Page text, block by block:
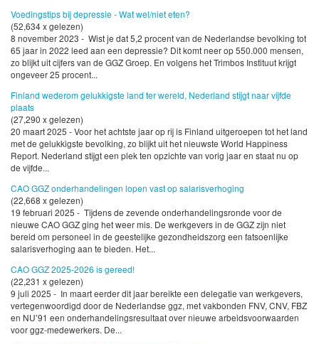
Voedingstips bij depressie - Wat wel/niet eten?
(52,634 x gelezen)
8 november 2023 - Wist je dat 5,2 procent van de Nederlandse bevolking tot
65 jaar in 2022 leed aan een depressie? Dit komt neer op 550.000 mensen,
zo blijkt uit cijfers van de GGZ Groep. En volgens het Trimbos Instituut krijgt
ongeveer 25 procent...
Finland wederom gelukkigste land ter wereld, Nederland stijgt naar vijfde
plaats
(27,290 x gelezen)
20 maart 2025 - Voor het achtste jaar op rij is Finland uitgeroepen tot het land
met de gelukkigste bevolking, zo blijkt uit het nieuwste World Happiness
Report. Nederland stijgt een plek ten opzichte van vorig jaar en staat nu op
de vijfde...
CAO GGZ onderhandelingen lopen vast op salarisverhoging
(22,668 x gelezen)
19 februari 2025 - Tijdens de zevende onderhandelingsronde voor de
nieuwe CAO GGZ ging het weer mis. De werkgevers in de GGZ zijn niet
bereid om personeel in de geestelijke gezondheidszorg een fatsoenlijke
salarisverhoging aan te bieden. Het...
CAO GGZ 2025-2026 is gereed!
(22,231 x gelezen)
9 juli 2025 - In maart eerder dit jaar bereikte een delegatie van werkgevers,
vertegenwoordigd door de Nederlandse ggz, met vakbonden FNV, CNV, FBZ
en NU’91 een onderhandelingsresultaat over nieuwe arbeidsvoorwaarden
voor ggz-medewerkers. De...